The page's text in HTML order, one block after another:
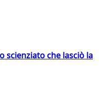
scienziato che lasciò la